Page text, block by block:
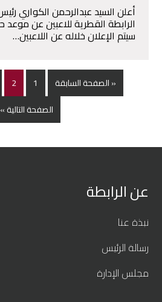
أعلن السيد عبدالرحمن الكواري
الرابطة القطرية للاعبين عن موعد
سيتم الإعلان خلاله عن اللاعبين…
« الصفحة السابقة 1
2
الصفحة التالية »
عن الرابطة
نبذة عنا
رسالة الرئيس
مجلس الإدارة